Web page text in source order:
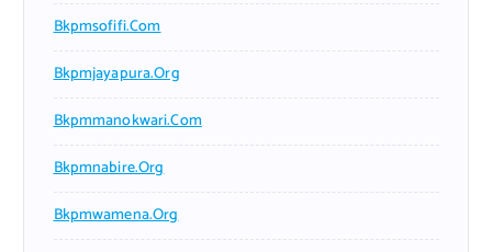
Bkpmsofifi.com
Bkpmjayapura.org
Bkpmmanokwari.com
Bkpmnabire.org
Bkpmwamena.org